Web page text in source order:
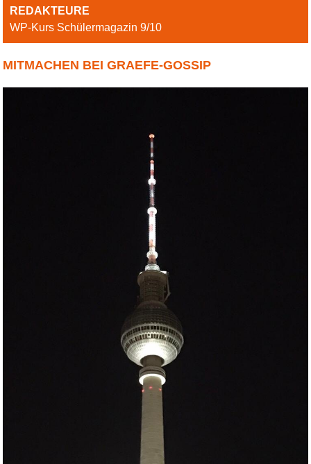
REDAKTEURE
WP-Kurs Schülermagazin 9/10
MITMACHEN BEI GRAEFE-GOSSIP